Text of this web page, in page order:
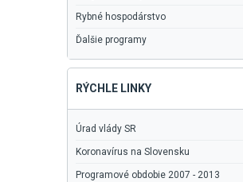
Rybné hospodárstvo
Ďalšie programy
RÝCHLE LINKY
Úrad vlády SR
Koronavírus na Slovensku
Programové obdobie 2007 - 2013